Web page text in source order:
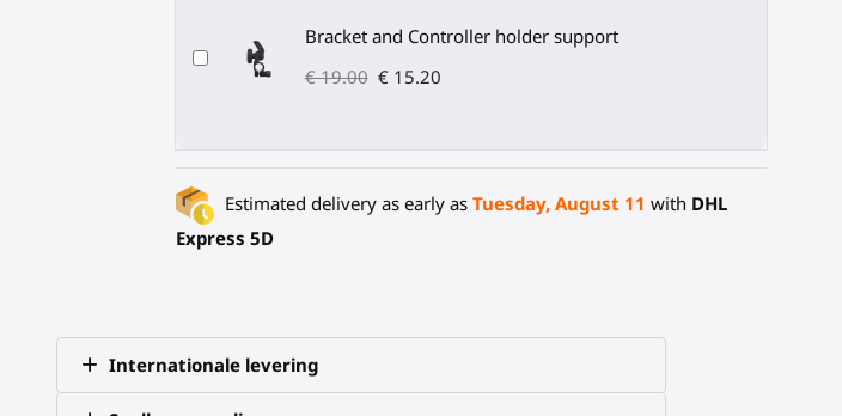
Bracket and Controller holder support
€ 19.00 € 15.20
Estimated delivery as early as Tuesday, August 11 with DHL
Express 5D
Internationale levering